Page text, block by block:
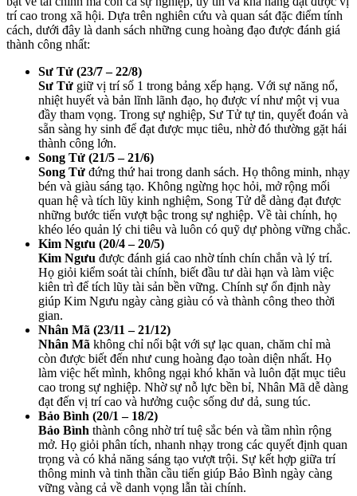
trí cao trong xã hội. Dựa trên nghiên cứu và quan sát đặc điểm tính
cách, dưới đây là danh sách những cung hoàng đạo được đánh giá
thành công nhất:
Sư Tử (23/7 – 22/8)
Sư Tử giữ vị trí số 1 trong bảng xếp hạng. Với sự năng nổ,
nhiệt huyết và bản lĩnh lãnh đạo, họ được ví như một vị vua
đầy tham vọng. Trong sự nghiệp, Sư Tử tự tin, quyết đoán và
sẵn sàng hy sinh để đạt được mục tiêu, nhờ đó thường gặt hái
thành công lớn.
Song Tử (21/5 – 21/6)
Song Tử đứng thứ hai trong danh sách. Họ thông minh, nhạy
bén và giàu sáng tạo. Không ngừng học hỏi, mở rộng mối
quan hệ và tích lũy kinh nghiệm, Song Tử dễ dàng đạt được
những bước tiến vượt bậc trong sự nghiệp. Về tài chính, họ
khéo léo quản lý chi tiêu và luôn có quỹ dự phòng vững chắc.
Kim Ngưu (20/4 – 20/5)
Kim Ngưu được đánh giá cao nhờ tính chín chắn và lý trí.
Họ giỏi kiểm soát tài chính, biết đầu tư dài hạn và làm việc
kiên trì để tích lũy tài sản bền vững. Chính sự ổn định này
giúp Kim Ngưu ngày càng giàu có và thành công theo thời
gian.
Nhân Mã (23/11 – 21/12)
Nhân Mã không chỉ nổi bật với sự lạc quan, chăm chỉ mà
còn được biết đến như cung hoàng đạo toàn diện nhất. Họ
làm việc hết mình, không ngại khó khăn và luôn đặt mục tiêu
cao trong sự nghiệp. Nhờ sự nỗ lực bền bỉ, Nhân Mã dễ dàng
đạt đến vị trí cao và hưởng cuộc sống dư dả, sung túc.
Bảo Bình (20/1 – 18/2)
Bảo Bình thành công nhờ trí tuệ sắc bén và tầm nhìn rộng
mở. Họ giỏi phân tích, nhanh nhạy trong các quyết định quan
trọng và có khả năng sáng tạo vượt trội. Sự kết hợp giữa trí
thông minh và tinh thần cầu tiến giúp Bảo Bình ngày càng
vững vàng cả về danh vọng lẫn tài chính.